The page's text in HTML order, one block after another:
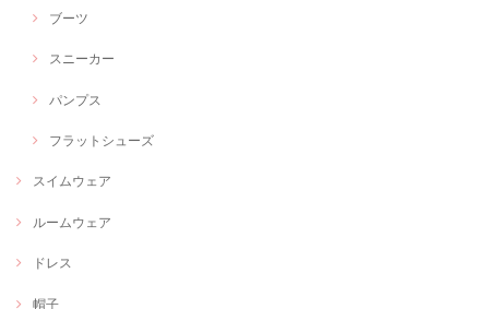
ブーツ
スニーカー
パンプス
フラットシューズ
スイムウェア
ルームウェア
ドレス
帽子